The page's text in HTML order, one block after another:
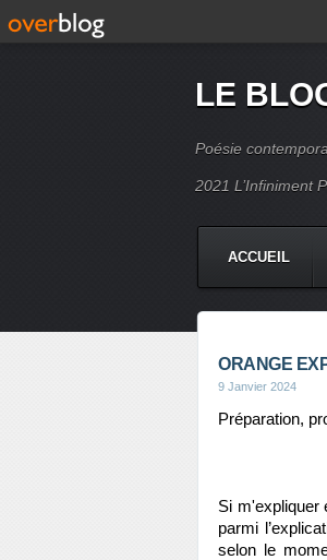
LE
Poésie
2021 L’Infiniment
ACCUEIL
ORANGE
9 Janvier 2024
Préparation,
Si m'expliquer
parmi
selon le